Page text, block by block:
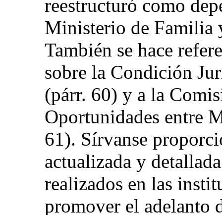
reestructuró como
Ministerio de Familia
También se hace
sobre la Condición
(párr. 60) y a la
Oportunidades entre
61). Sírvanse
actualizada y
realizados en las
promover el adelanto